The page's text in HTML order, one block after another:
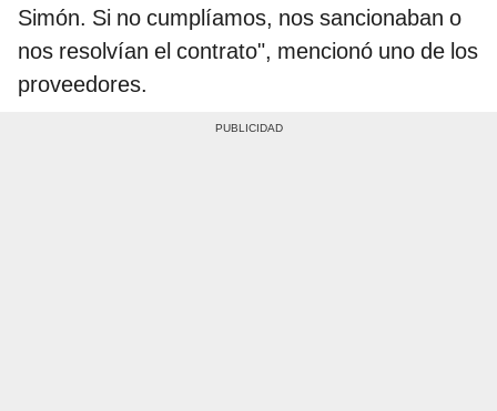
Simón. Si no cumplíamos, nos sancionaban o
nos resolvían el contrato", mencionó uno de los
proveedores.